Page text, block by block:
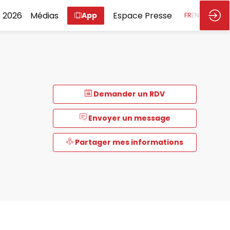
Médias App Espace Presse FREN
Demander un RDV
Envoyer un message
Partager mes informations